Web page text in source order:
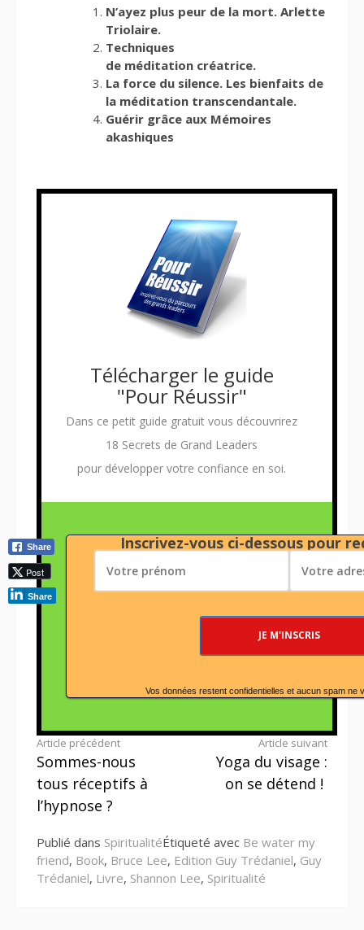
N’ayez plus peur de la mort. Arlette
Triolaire.
Techniques
de méditation créatrice.
La force du silence. Les bienfaits de
la méditation transcendantale.
Guérir grâce aux Mémoires
akashiques
Télécharger le guide
"Pour Réussir"
Dans ce petit guide gratuit vous découvrirez
18 Secrets de Grand Leaders
pour développer votre confiance en soi.
Inscrivez-vous ci-dessous pour
Vos données restent confidentielles et aucun spam ne
Lire
la
suite
Article précédent
Sommes-nous
tous réceptifs à
l’hypnose ?
Article suivant
Yoga du visage :
on se détend !
Publié dans SpiritualitéÉtiqueté avec Be water my
friend, Book, Bruce Lee, Edition Guy Trédaniel, Guy
Trédaniel, Livre, Shannon Lee, Spiritualité
Share
Post
Share